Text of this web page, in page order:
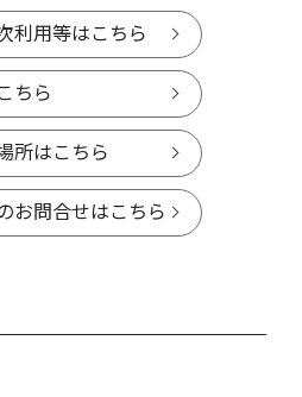
利用等はこちら
ちら
所はこちら
お問合せはこちら